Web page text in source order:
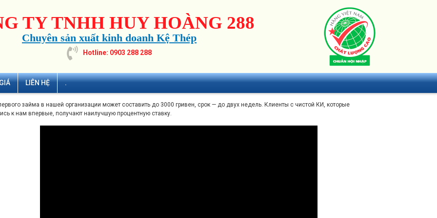
TY TNHH HUY HOÀNG 288
Chuyên sản xuất kinh doanh Kệ Thép
Hotline: 0903 288 288
LIÊN HỆ .
займа в нашей организации может составить до 3000 гривен, срок — до двух недель. Клиенты с чистой КИ, которые
к нам впервые, получают наилучшую процентную ставку.